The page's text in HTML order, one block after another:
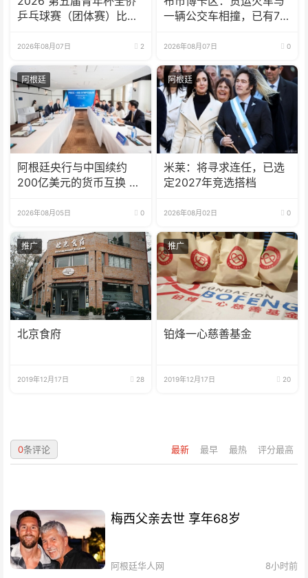
乒乓球赛（团体赛）比赛
2026年08月07日 2
一辆公交车相撞，已有7
2026年08月07日 0
阿根廷
阿根廷央行与中国续约
200亿美元的货币互换 有
2026年08月05日 0
阿根廷
米莱：将寻求连任，已选
定2027年竞选搭档
2026年08月02日 0
推广
北京食府
2019年12月17日 28
推广
铂烽一心慈善基金
2019年12月17日 20
最新 最早 最热 评分最高
0条评论
梅西父亲去世 享年68岁
阿根廷华人网 8小时前